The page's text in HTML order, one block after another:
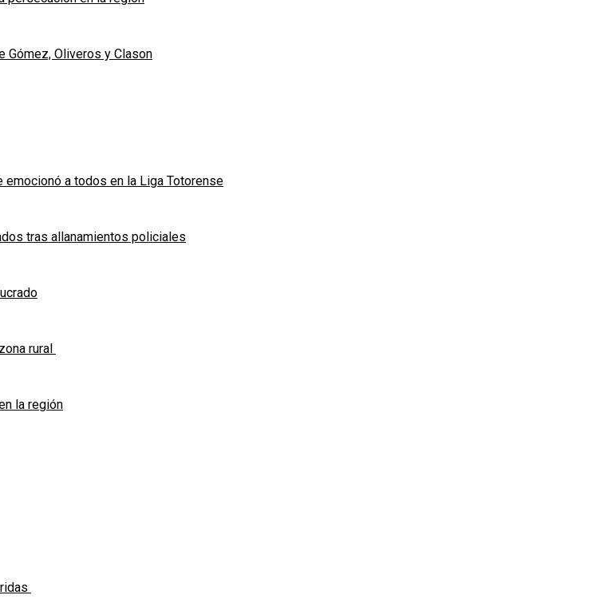
Gómez, Oliveros y Clason
emocionó a todos en la Liga Totorense
tras allanamientos policiales
rural
la región